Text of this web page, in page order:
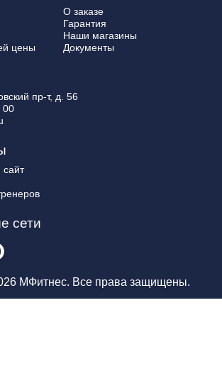
цены
О заказе
Гарантия
Наши магазины
Документы
пр-т, д. 56
00
сайт
сети
МФитнес. Все права защищены.